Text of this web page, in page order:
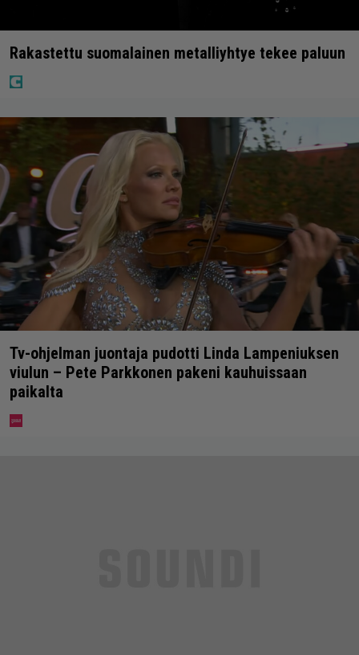
Rakastettu suomalainen metalliyhtye tekee paluun
Tv-ohjelman juontaja pudotti Linda Lampeniuksen
viulun – Pete Parkkonen pakeni kauhuissaan
paikalta